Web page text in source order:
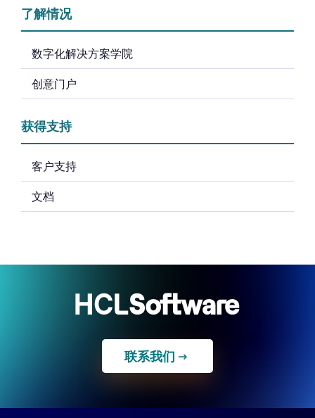
了解情况
数字化解决方案学院
创意门户
获得支持
客户支持
文档
联系我们